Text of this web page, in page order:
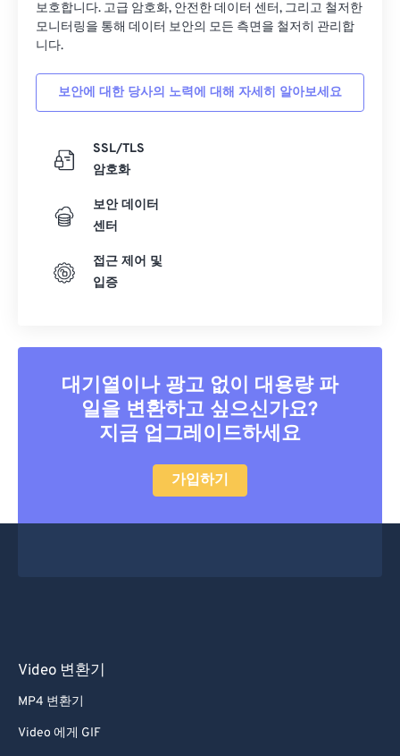
보호합니다. 고급 암호화, 안전한 데이터 센터, 그리고 철저한
모니터링을 통해 데이터 보안의 모든 측면을 철저히 관리합
니다.
보안에 대한 당사의 노력에 대해 자세히 알아보세요
SSL/TLS
암호화
보안 데이터
센터
접근 제어 및
입증
대기열이나 광고 없이 대용량 파
일을 변환하고 싶으신가요?
지금 업그레이드하세요
가입하기
Video 변환기
MP4 변환기
Video 에게 GIF